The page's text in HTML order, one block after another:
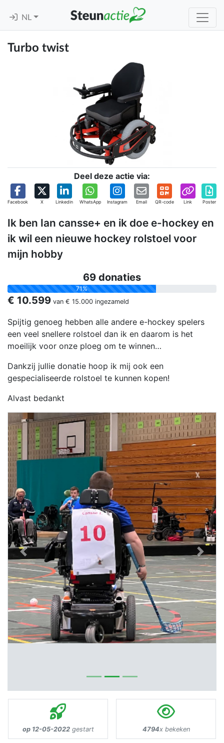
NL
Turbo twist
Deel deze actie via:
Facebook X Linkedin WhatsApp Instagram Email QR-code Link Poster
Ik ben Ian cansse+ en ik doe e-hockey en
ik wil een nieuwe hockey rolstoel voor
mijn hobby
69 donaties
71%
€ 10.599 van € 15.000 ingezameld
Previous Next
Spijtig genoeg hebben alle andere e-hockey spelers
een veel snellere rolstoel dan ik en daarom is het
moeilijk voor onze ploeg om te winnen…
Dankzij jullie donatie hoop ik mij ook een
gespecialiseerde rolstoel te kunnen kopen!
Alvast bedankt
op 12-05-2022gestart 4794x bekeken